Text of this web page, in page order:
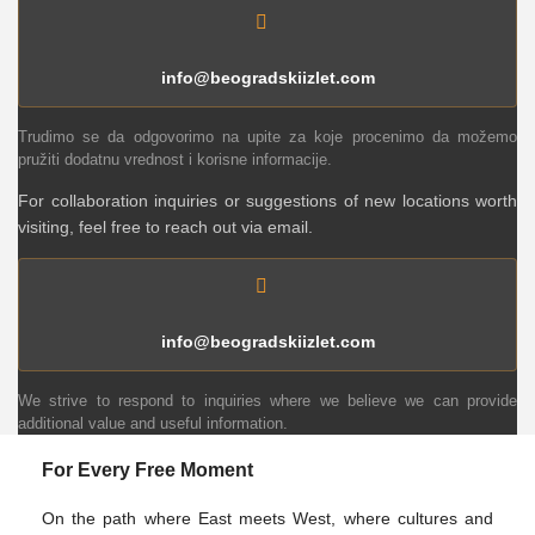
info@beogradskiizlet.com
Trudimo se da odgovorimo na upite za koje procenimo da možemo
pružiti dodatnu vrednost i korisne informacije.
For collaboration inquiries or suggestions of new locations worth
visiting, feel free to reach out via email.
info@beogradskiizlet.com
We strive to respond to inquiries where we believe we can provide
additional value and useful information.
For Every Free Moment
On the path where East meets West, where cultures and